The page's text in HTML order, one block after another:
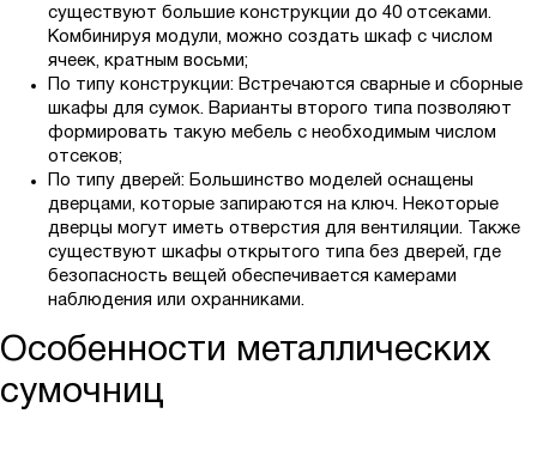
существуют большие конструкции до 40 отсеками.
Комбинируя модули, можно создать шкаф с числом
ячеек, кратным восьми;
По типу конструкции: Встречаются сварные и сборные
шкафы для сумок. Варианты второго типа позволяют
формировать такую мебель с необходимым числом
отсеков;
По типу дверей: Большинство моделей оснащены
дверцами, которые запираются на ключ. Некоторые
дверцы могут иметь отверстия для вентиляции. Также
существуют шкафы открытого типа без дверей, где
безопасность вещей обеспечивается камерами
наблюдения или охранниками.
Особенности металлических
сумочниц